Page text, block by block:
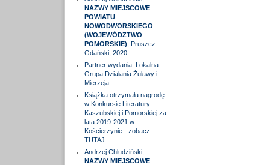
NAZWY MIEJSCOWE
POWIATU
NOWODWORSKIEGO
(WOJEWÓDZTWO
POMORSKIE) , Pruszcz
Gdański, 2020
Partner wydania: Lokalna
Grupa Działania Żuławy i
Mierzeja
Książka otrzymała nagrodę
w Konkursie Literatury
Kaszubskiej i Pomorskiej za
lata 2019-2021 w
Kościerzynie - zobacz
TUTAJ
Andrzej Chludziński,
NAZWY MIEJSCOWE